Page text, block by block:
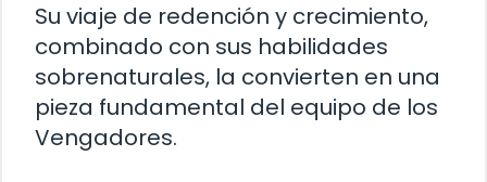
Su viaje de redención y crecimiento,
combinado con sus habilidades
sobrenaturales, la convierten en una
pieza fundamental del equipo de los
Vengadores.